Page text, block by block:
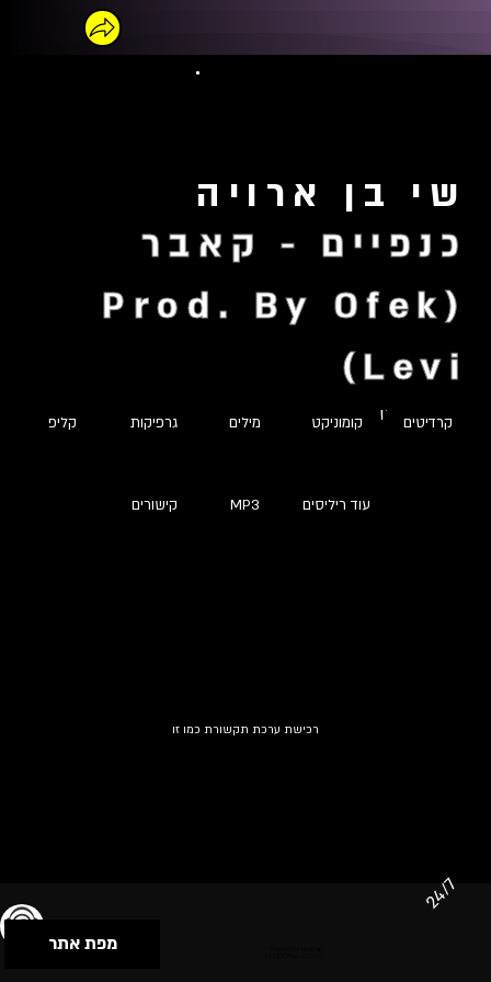
שי בן ארויה
כנפיים - קאבר
(Prod. By Ofek
Levi)
תוכן בטעינה... קליפ גרפיקות מילים קומוניקט קרדיטים
קישורים MP3 עוד ריליסים
רכישת ערכת תקשורת כמו זו
מפת אתר
24/7